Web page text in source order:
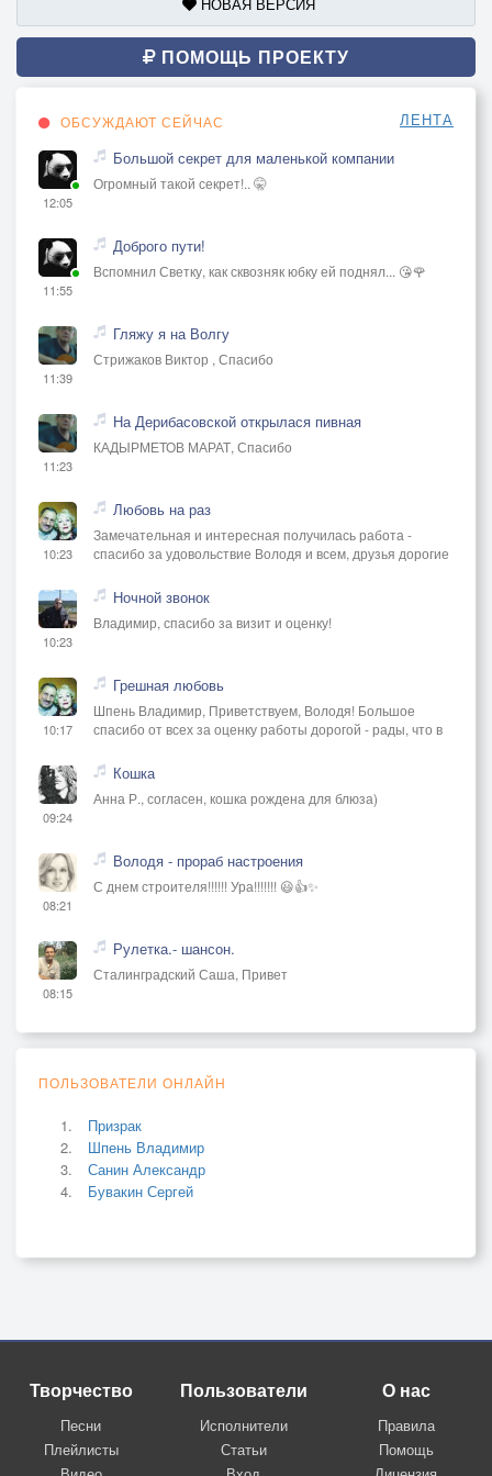
Кругом оболваненные зомби
Обожрались в клубе, сплясали на ютубе
Кругом оболваненные зомби
Кругом оболваненные зомби... Зомби... ЗОМБИ!!!!!
И напоследок... три, два, один!!!
Надо всем понравиться (и надо угодить), да-да-
да-да-да
да-да-да
Надо всем понравиться (и надо угодить), да-да-
Надо всем понравиться (и надо угодить), да-да-
да-да-да
ПОМОЩЬ ПРОЕКТУ
ОБСУЖДАЮТ СЕЙЧАС ЛЕНТА
12:05
Большой секрет для маленькой компании
Огромный такой секрет!.. 🤫
11:55
Доброго пути!
Вспомнил Светку, как сквозняк юбку ей поднял... 😘🌹
11:39
Гляжу я на Волгу
Стрижаков Виктор , Спасибо
11:23
На Дерибасовской открылася пивная
КАДЫРМЕТОВ МАРАТ, Спасибо
10:23
Любовь на раз
Замечательная и интересная получилась работа -
спасибо за удовольствие Володя и всем, друзья дорогие
10:23
Ночной звонок
Владимир, спасибо за визит и оценку!
10:17
Грешная любовь
Шпень Владимир, Приветствуем, Володя! Большое
спасибо от всех за оценку работы дорогой - рады, что в
09:24
Кошка
Анна Р., согласен, кошка рождена для блюза)
08:21
Володя - прораб настроения
С днем строителя!!!!!! Ура!!!!!!! 😃👍✨
08:15
Рулетка.- шансон.
Сталинградский Саша, Привет
ПОЛЬЗОВАТЕЛИ ОНЛАЙН
Призрак
Шпень Владимир
Санин Александр
Бувакин Сергей
Творчество
Песни
Плейлисты
Пользователи
Исполнители
Статьи
О нас
Правила
Помощь